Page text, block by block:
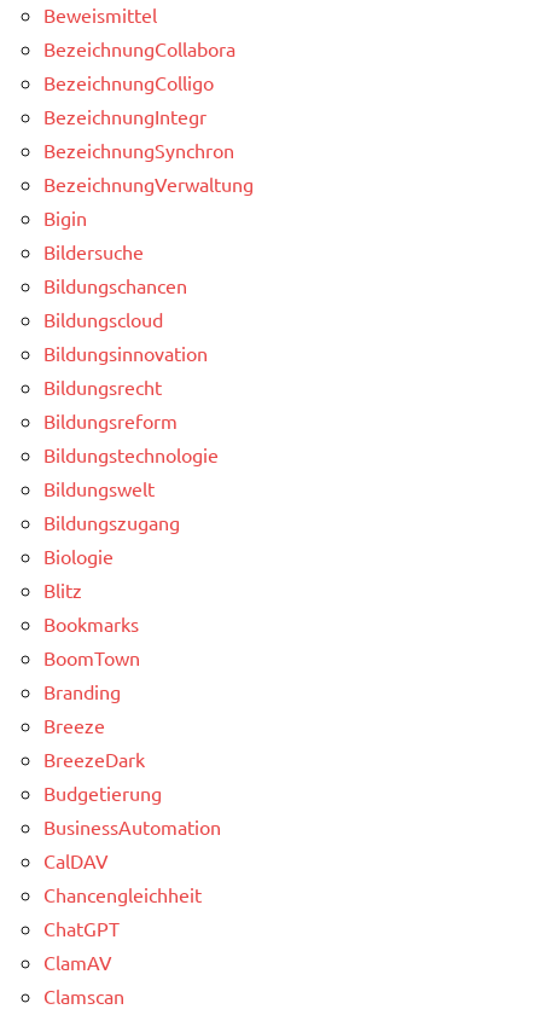
Beweismittel
BezeichnungCollabora
BezeichnungColligo
BezeichnungIntegr
BezeichnungSynchron
BezeichnungVerwaltung
Bigin
Bildersuche
Bildungschancen
Bildungscloud
Bildungsinnovation
Bildungsrecht
Bildungsreform
Bildungstechnologie
Bildungswelt
Bildungszugang
Biologie
Blitz
Bookmarks
BoomTown
Branding
Breeze
BreezeDark
Budgetierung
BusinessAutomation
CalDAV
Chancengleichheit
ChatGPT
ClamAV
Clamscan